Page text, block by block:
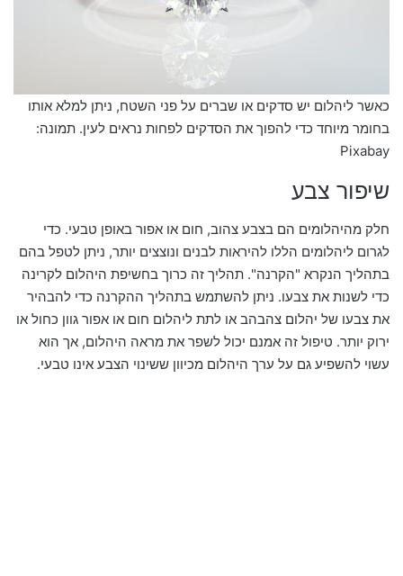
כאשר ליהלום יש סדקים או שברים על פני השטח, ניתן למלא אותו
בחומר מיוחד כדי להפוך את הסדקים לפחות נראים לעין. תמונה:
Pixabay
שיפור צבע
חלק מהיהלומים הם בצבע צהוב, חום או אפור באופן טבעי. כדי
לגרום ליהלומים הללו להיראות לבנים ונוצצים יותר, ניתן לטפל בהם
בתהליך הנקרא "הקרנה". תהליך זה כרוך בחשיפת היהלום לקרינה
כדי לשנות את צבעו. ניתן להשתמש בתהליך ההקרנה כדי להבהיר
את צבעו של יהלום צהבהב או לתת ליהלום חום או אפור גוון כחול או
ירוק יותר. טיפול זה אמנם יכול לשפר את מראה היהלום, אך הוא
עשוי להשפיע גם על ערך היהלום מכיוון ששינוי הצבע אינו טבעי.